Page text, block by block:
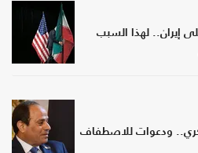
إيران.. لهذا السبب
ودعوات للاصطفاف